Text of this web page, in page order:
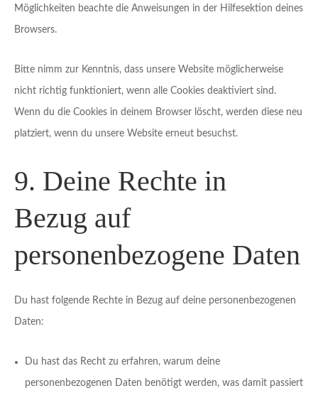
Möglichkeiten beachte die Anweisungen in der Hilfesektion deines
Browsers.
Bitte nimm zur Kenntnis, dass unsere Website möglicherweise
nicht richtig funktioniert, wenn alle Cookies deaktiviert sind.
Wenn du die Cookies in deinem Browser löscht, werden diese neu
platziert, wenn du unsere Website erneut besuchst.
9. Deine Rechte in
Bezug auf
personenbezogene Daten
Du hast folgende Rechte in Bezug auf deine personenbezogenen
Daten:
Du hast das Recht zu erfahren, warum deine
personenbezogenen Daten benötigt werden, was damit passiert